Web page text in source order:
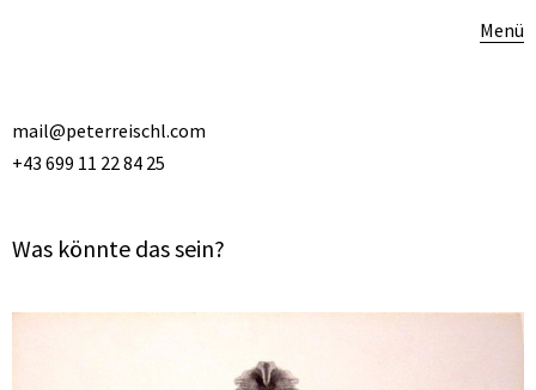
Menü
mail@peterreischl.com
+43 699 11 22 84 25
Was könnte das sein?